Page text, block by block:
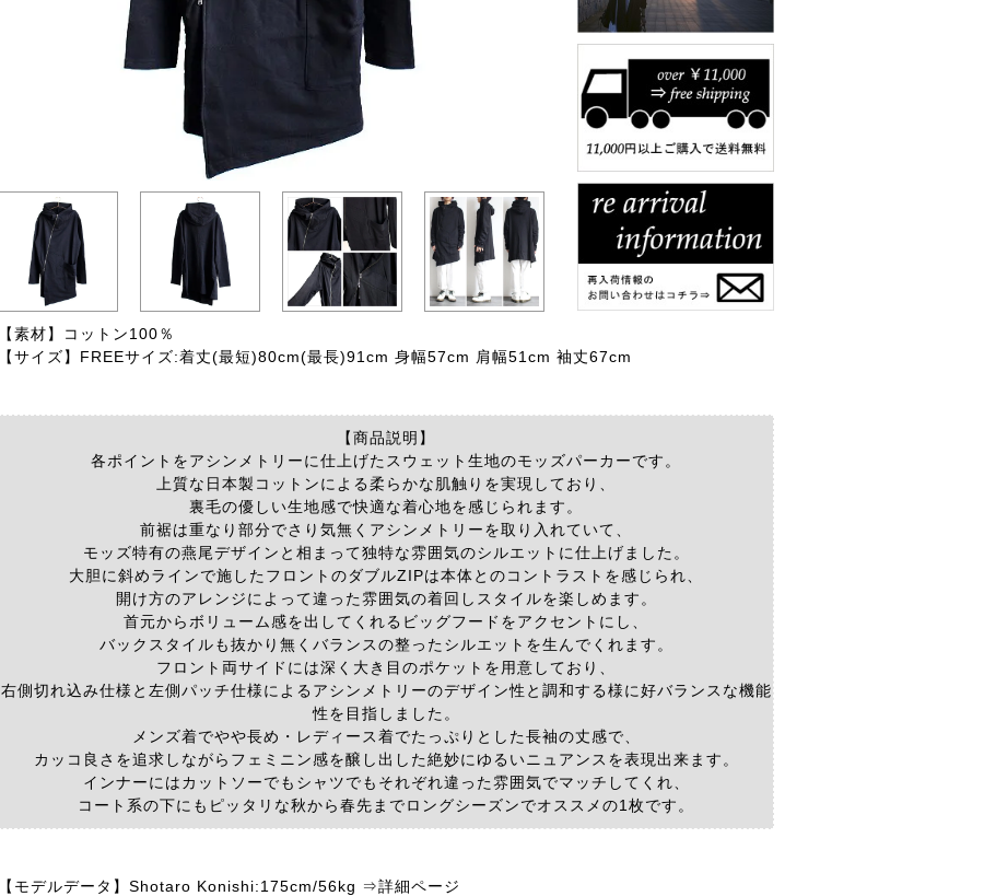
【素材】
コットン100％
【サイズ】 FREEサイズ:着丈(最短)80cm(最長)91cm 身幅57cm 肩幅51cm 袖丈67cm
【商品説明】
各ポイントをアシンメトリーに仕上げたスウェット生地のモッズパーカーです。
上質な日本製コットンによる柔らかな肌触りを実現しており、
裏毛の優しい生地感で快適な着心地を感じられます。
前裾は重なり部分でさり気無くアシンメトリーを取り入れていて、
モッズ特有の燕尾デザインと相まって独特な雰囲気のシルエットに仕上げました。
大胆に斜めラインで施したフロントのダブルZIPは本体とのコントラストを感じられ、
開け方のアレンジによって違った雰囲気の着回しスタイルを楽しめます。
首元からボリューム感を出してくれるビッグフードをアクセントにし、
バックスタイルも抜かり無くバランスの整ったシルエットを生んでくれます。
フロント両サイドには深く大き目のポケットを用意しており、
右側切れ込み仕様と左側パッチ仕様によるアシンメトリーのデザイン性と調和する様に好バランスな機能
性を目指しました。
メンズ着でやや長め・レディース着でたっぷりとした長袖の丈感で、
カッコ良さを追求しながらフェミニン感を醸し出した絶妙にゆるいニュアンスを表現出来ます。
インナーにはカットソーでもシャツでもそれぞれ違った雰囲気でマッチしてくれ、
コート系の下にもピッタリな秋から春先までロングシーズンでオススメの1枚です。
【モデルデータ】 Shotaro Konishi:175cm/56kg ⇒詳細ページ